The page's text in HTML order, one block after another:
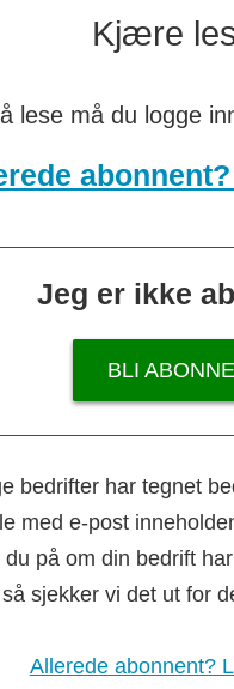
Kjære
lese må du logge
Jeg er ikke
BLI
bedrifter har tegnet
med e-post
du på om din bedrift
sjekker vi det ut for
Allerede abonnent?